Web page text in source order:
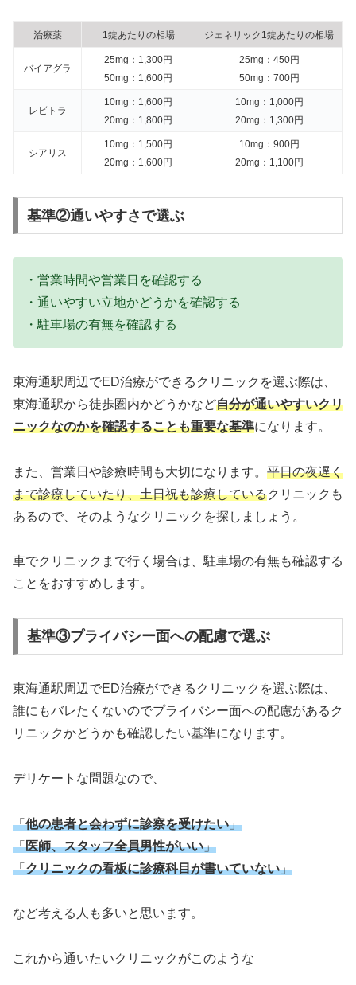
治療薬 1錠あたりの相場 ジェネリック1錠あたりの相場
バイアグラ
25mg：1,300円
50mg：1,600円
25mg：450円
50mg：700円
レビトラ
10mg：1,600円
20mg：1,800円
10mg：1,000円
20mg：1,300円
シアリス
10mg：1,500円
20mg：1,600円
10mg：900円
20mg：1,100円
基準②通いやすさで選ぶ
・営業時間や営業日を確認する
・通いやすい立地かどうかを確認する
・駐車場の有無を確認する
東海通駅周辺でED治療ができるクリニックを選ぶ際は、
東海通駅から徒歩圏内かどうかなど自分が通いやすいクリ
ニックなのかを確認することも重要な基準になります。
また、営業日や診療時間も大切になります。 平日の夜遅く
まで診療していたり、土日祝も診療しているクリニックも
あるので、そのようなクリニックを探しましょう。
車でクリニックまで行く場合は、駐車場の有無も確認する
ことをおすすめします。
基準③プライバシー面への配慮で選ぶ
東海通駅周辺でED治療ができるクリニックを選ぶ際は、
誰にもバレたくないのでプライバシー面への配慮があるク
リニックかどうかも確認したい基準になります。
デリケートな問題なので、
「他の患者と会わずに診察を受けたい」
「医師、スタッフ全員男性がいい」
「クリニックの看板に診療科目が書いていない」
など考える人も多いと思います。
これから通いたいクリニックがこのような